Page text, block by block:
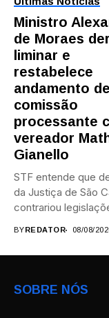
Ministro
de Moraes
liminar e
restabelece
andamento de
comissão
processante
vereador
Gianello
STF entende que
da Justiça de São
contrariou
BYREDATOR 08/08/
SOBRE NÓS